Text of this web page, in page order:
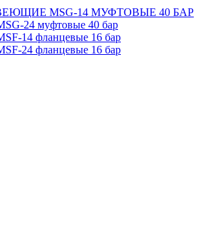
MSG-14 МУФТОВЫЕ 40 БАР
24 муфтовые 40 бар
14 фланцевые 16 бар
24 фланцевые 16 бар